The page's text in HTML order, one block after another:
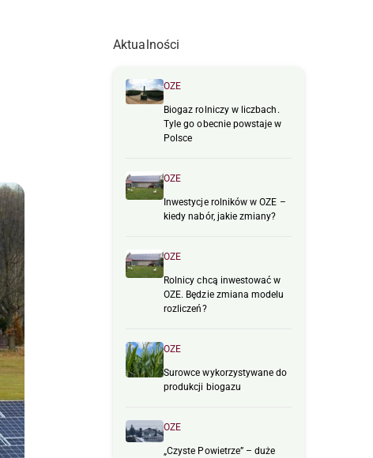
Aktualności
OZE
Biogaz rolniczy w liczbach.
Tyle go obecnie powstaje w
Polsce
OZE
Inwestycje rolników w OZE –
kiedy nabór, jakie zmiany?
OZE
Rolnicy chcą inwestować w
OZE. Będzie zmiana modelu
rozliczeń?
OZE
Surowce wykorzystywane do
produkcji biogazu
OZE
„Czyste Powietrze” – duże